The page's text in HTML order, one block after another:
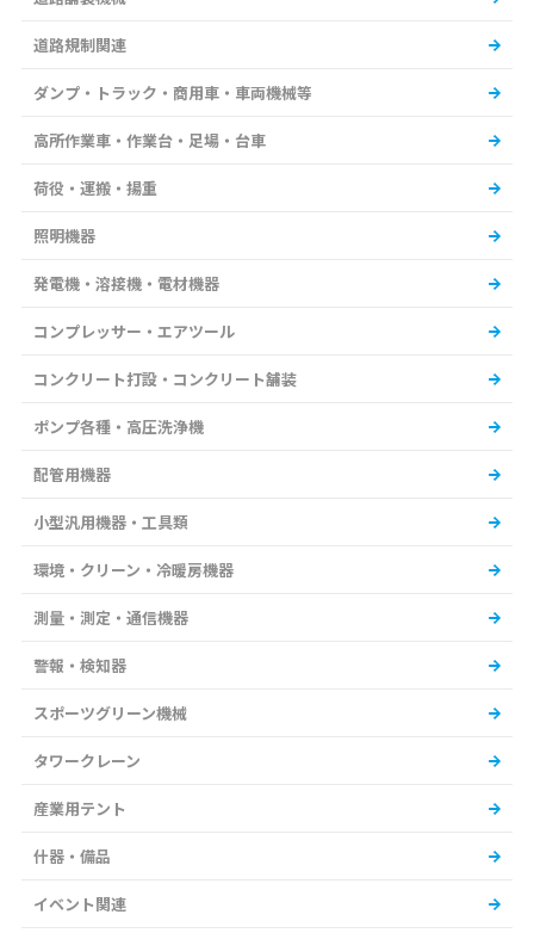
道路規制関連
ダンプ・トラック・商用車・車両機械等
高所作業車・作業台・足場・台車
荷役・運搬・揚重
照明機器
発電機・溶接機・電材機器
コンプレッサー・エアツール
コンクリート打設・コンクリート舗装
ポンプ各種・高圧洗浄機
配管用機器
小型汎用機器・工具類
環境・クリーン・冷暖房機器
測量・測定・通信機器
警報・検知器
スポーツグリーン機械
タワークレーン
産業用テント
什器・備品
イベント関連